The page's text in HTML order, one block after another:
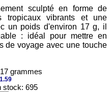
sculpté en forme de
tropicaux vibrants et une
un poids d'environ 17 g, il
: idéal pour mettre en
de voyage avec une touche
grammes
stock: 695